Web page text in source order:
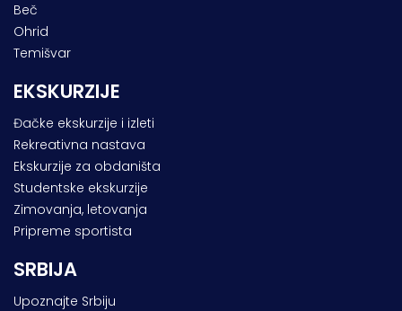
Beč
Ohrid
Temišvar
EKSKURZIJE
Đačke ekskurzije i izleti
Rekreativna nastava
Ekskurzije za obdaništa
Studentske ekskurzije
Zimovanja, letovanja
Pripreme sportista
SRBIJA
Upoznajte Srbiju